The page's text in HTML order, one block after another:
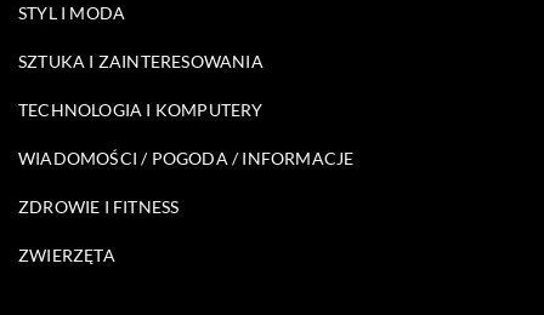
STYL I MODA
SZTUKA I ZAINTERESOWANIA
TECHNOLOGIA I KOMPUTERY
WIADOMOŚCI / POGODA / INFORMACJE
ZDROWIE I FITNESS
ZWIERZĘTA